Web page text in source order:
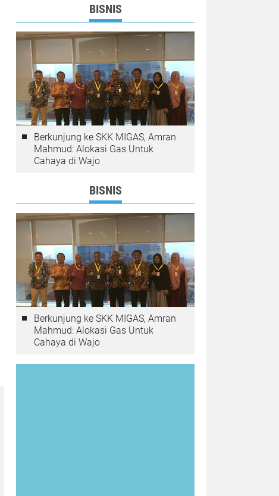
BISNIS
Berkunjung ke SKK MIGAS, Amran
Mahmud: Alokasi Gas Untuk
Cahaya di Wajo
BISNIS
Berkunjung ke SKK MIGAS, Amran
Mahmud: Alokasi Gas Untuk
Cahaya di Wajo